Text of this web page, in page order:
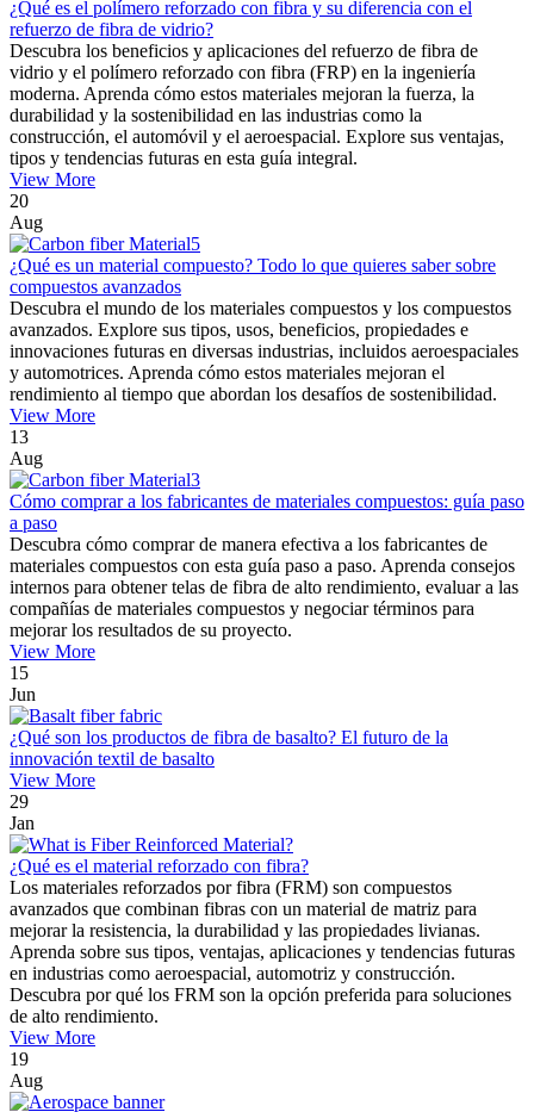
¿Qué es el polímero reforzado con fibra y su diferencia con el
refuerzo de fibra de vidrio?
Descubra los beneficios y aplicaciones del refuerzo de fibra de
vidrio y el polímero reforzado con fibra (FRP) en la ingeniería
moderna. Aprenda cómo estos materiales mejoran la fuerza, la
durabilidad y la sostenibilidad en las industrias como la
construcción, el automóvil y el aeroespacial. Explore sus ventajas,
tipos y tendencias futuras en esta guía integral.
View More
20
Aug
¿Qué es un material compuesto? Todo lo que quieres saber sobre
compuestos avanzados
Descubra el mundo de los materiales compuestos y los compuestos
avanzados. Explore sus tipos, usos, beneficios, propiedades e
innovaciones futuras en diversas industrias, incluidos aeroespaciales
y automotrices. Aprenda cómo estos materiales mejoran el
rendimiento al tiempo que abordan los desafíos de sostenibilidad.
View More
13
Aug
Cómo comprar a los fabricantes de materiales compuestos: guía paso
a paso
Descubra cómo comprar de manera efectiva a los fabricantes de
materiales compuestos con esta guía paso a paso. Aprenda consejos
internos para obtener telas de fibra de alto rendimiento, evaluar a las
compañías de materiales compuestos y negociar términos para
mejorar los resultados de su proyecto.
View More
15
Jun
¿Qué son los productos de fibra de basalto? El futuro de la
innovación textil de basalto
View More
29
Jan
¿Qué es el material reforzado con fibra?
Los materiales reforzados por fibra (FRM) son compuestos
avanzados que combinan fibras con un material de matriz para
mejorar la resistencia, la durabilidad y las propiedades livianas.
Aprenda sobre sus tipos, ventajas, aplicaciones y tendencias futuras
en industrias como aeroespacial, automotriz y construcción.
Descubra por qué los FRM son la opción preferida para soluciones
de alto rendimiento.
View More
19
Aug